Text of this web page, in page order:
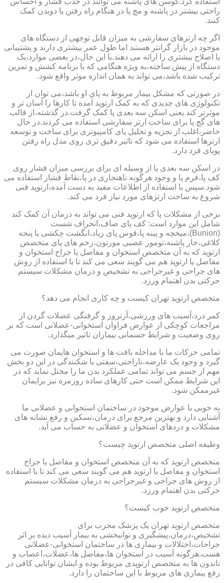
راحتی بیشتر در پاشنه و مچ پا در هنگام راه رفتن یا دویدن کمک
کنند.
اگر چه ارتزهای سفارشی به میزان قابل توجهی از دستگاه های
موجود در بازار گرانتر هستند اما طول عمر بیشتری دارند و پشتیبانی
یا اصلاح بیشتری را ارائه می دهند.با این حال،در بعضی موارد،یک
دستگاه از پیش ساخته،به ویژه هنگامی که با برنامه کشش و تمرین
ترکیب شده باشد،می تواند به همان اندازه موثر واقع شود.
در صورتی که مشکل بیمار مربوط به پای او باشد،می توان از
تکنولوژی های جدیدی که به کمک ارتوپد آمده تا کارها را آسان تر و
موثرتر کند یعنی اسکن سه بعدی پا کمک گرفت.در گذشته،از قالب
های گچ پا برای ساخت ارتز سفارشی استفاده می کردند.در حال
حاضر،اغلب از تجزیه و تحلیل پای کامپیوتری برای ساخت و توسعه
ارتزها استفاده می شود که تاثیر دقیق تری روی مدل راه رفتن
پویای فرد دارد.
در اسکن سه بعدی پا از وسیله ای برای بررسی میزان فشار روی
کف پا،فرم پا و وجود هرگونه ناهنجاری در پا،نقاط فشار استفاده می
شود.سپس با استفاده از اطلاعات مفید به دست آمده،ارتوپد فنی
شروع به ساخت ارتزهای مورد نیاز فرد می کند.
برخی از مشکلات پا که ارتوپد فنی می تواند به درمان آن کمک کند
شامل این موارد است: کف پای صاف،انحراف شست
(Bunion)،میخچه و پینه پا،قوس پای زیاد،انگشت چکشی یا پنجه
کلاغی،خار پاشنه،تومور عصبی مورتون،زخم های پای متخصص
ارتوپد که به آن متخصص استخوان و مفاصل یا جراح استخوان و
مفاصل یا ارتوپد هم می گویند سعی می کند تا با استفاده از روش
های جراحی و غیرجراحی به تشخیص و درمان مشکلات سیستم
حرکتی بدن اهتمام ورزد.
متخصص ارتوپد تهران کیست و چه کاری انجام می دهد؟
کمر درد،آسیب های ورزشی،آرتروز و گرفتگی عضلات گردن از
مراجعات کوچکی از عوارض فراوان استخوانی-عضلانی است که بر
روی وضعیت و شرایط جسمانی بیماران تاثیر میگذارد.
تمامی حرکات ما با مداخله بافت ها و استخوان هایمان صورت می
گیرد و وجود یک عارضه،ناراحتی،سفتی یا شکنندگی در این دو بخش
مهم از جسم می تواند تمامی عملکرد بدن ما را مختل نماید که در
این شرایط ممکن است حتی کارهای ساده روزمره نیز برایمان
غیرممکن شود.
به خوبی با عوارض موجود در ساختمان استخوانی و عضلانی ما
آشنایی دارد و بهترین مرجع برای درمان،تسکین و رفع نشانه های
مشکلات و دردهای استخوان و عضلانی به حساب می آید.
وظیفه اصلی متخصص ارتوپد چیست؟
متخصص ارتوپد که به آن متخصص استخوان و مفاصل یا جراح
استخوان و مفاصل یا ارتوپد هم می گویند سعی می کند تا با استفاده
از روش های جراحی و غیرجراحی به درمان مشکلات سیستم
حرکتی بدن اهتمام ورزد.
متخصص ارتوپد خوب کیست؟
متخصص ارتوپد تهران یک پزشک مجرب برای
تشخیص،درمان،پیشگیری و توانبخشی به بیمار آسیب دیده بر اثر
جراحات،اختلالات و بیماری ها در ساختمان استخوانی-عضلانی
هست.هرگونه آسیب در استخوان ها،مفاصل ها،عضلات،اعصاب و
تاندون ها به متخصص ارتوپدی مربوط بوده و ایشان توانایی کافی در
رفع بیماری های مربوط با این ساختمان را دارد.